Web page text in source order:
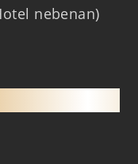
nebenan)